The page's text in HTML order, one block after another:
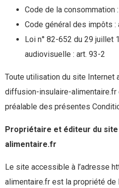
Code de la consommation
Code général des impôts :
Loi n° 82-652 du 29 juillet
audiovisuelle : art. 93-2
Toute utilisation du site Internet
diffusion-insulaire-alimentaire.fr
préalable des présentes
Propriétaire et éditeur du
alimentaire.fr
Le site accessible à l’adresse
alimentaire.fr est la propriété de